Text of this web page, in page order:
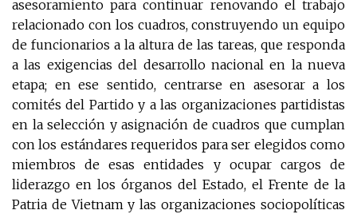
asesoramiento para continuar renovando el trabajo
relacionado con los cuadros, construyendo un equipo
de funcionarios a la altura de las tareas, que responda
a las exigencias del desarrollo nacional en la nueva
etapa; en ese sentido, centrarse en asesorar a los
comités del Partido y a las organizaciones partidistas
en la selección y asignación de cuadros que cumplan
con los estándares requeridos para ser elegidos como
miembros de esas entidades y ocupar cargos de
liderazgo en los órganos del Estado, el Frente de la
Patria de Vietnam y las organizaciones sociopolíticas